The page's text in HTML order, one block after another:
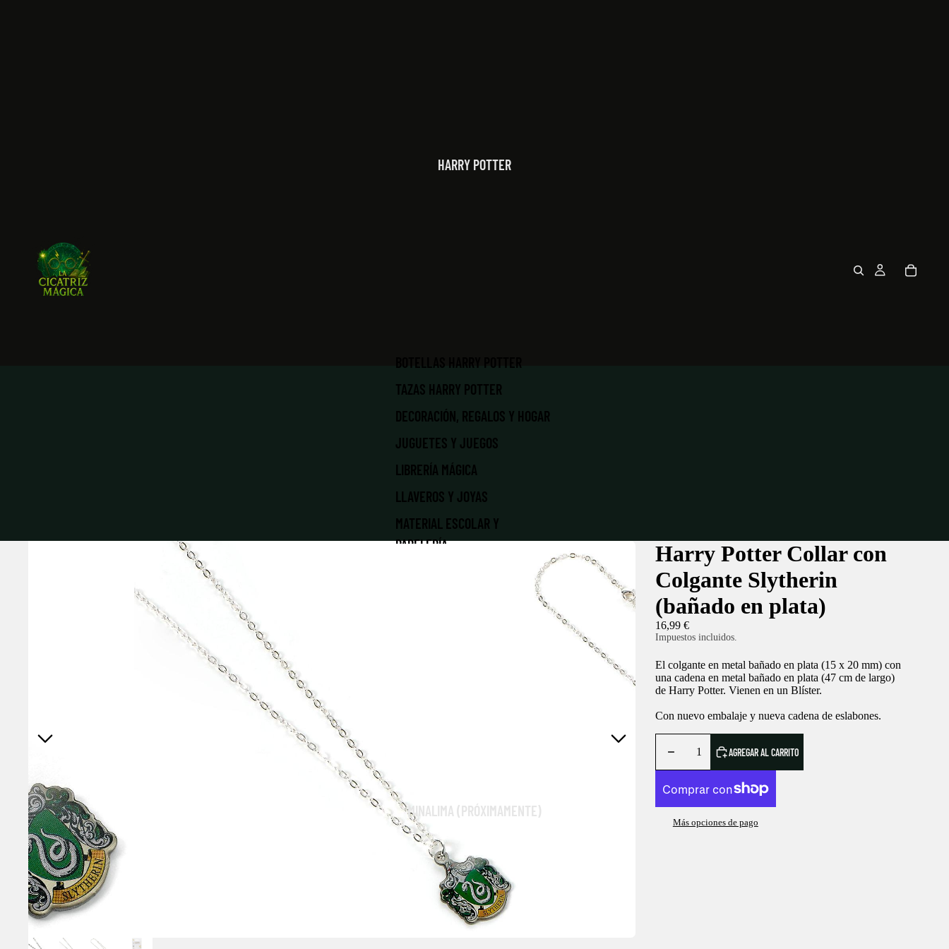
HARRY POTTER
BOTELLAS HARRY POTTER
TAZAS HARRY POTTER
DECORACIÓN, REGALOS Y HOGAR
JUGUETES Y JUEGOS
LIBRERÍA MÁGICA
LLAVEROS Y JOYAS
MATERIAL ESCOLAR Y
PAPELERÍA
MINALIMA (PRÓXIMAMENTE)
Harry Potter Collar con
Colgante Slytherin
(bañado en plata)
16,99 €
Impuestos incluidos.
El colgante en metal bañado en plata (15 x 20 mm) con
una cadena en metal bañado en plata (47 cm de largo)
de Harry Potter. Vienen en un Blíster.
Con nuevo embalaje y nueva cadena de eslabones.
AGREGAR AL CARRITO
Más opciones de pago